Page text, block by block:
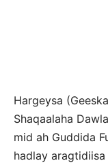
Hargeysa
Shaqaalaha
mid ah Guddida
hadlay